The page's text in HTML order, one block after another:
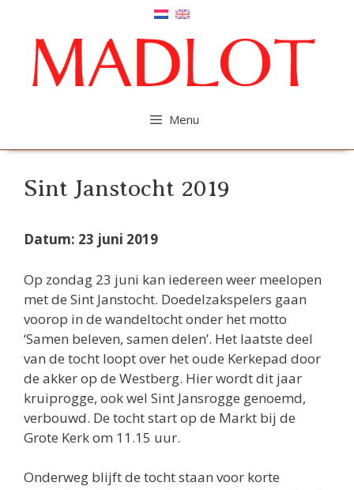
inhoud
Menu
Sint Janstocht 2019
Datum: 23 juni 2019
Op zondag 23 juni kan iedereen weer meelopen
met de Sint Janstocht. Doedelzakspelers gaan
voorop in de wandeltocht onder het motto
‘Samen beleven, samen delen’. Het laatste deel
van de tocht loopt over het oude Kerkepad door
de akker op de Westberg. Hier wordt dit jaar
kruiprogge, ook wel Sint Jansrogge genoemd,
verbouwd. De tocht start op de Markt bij de
Grote Kerk om 11.15 uur.
Onderweg blijft de tocht staan voor korte